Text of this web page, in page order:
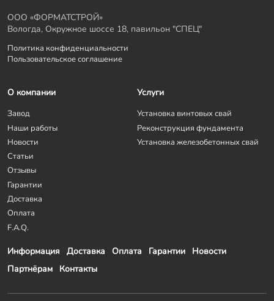
ООО «ФОРМАТСТРОЙ»
Вологда, Окружное шоссе 18, павильон "СПЕЦ"
Политика конфиденциальности
Пользовательское соглашение
Информация Доставка Оплата Гарантии
Новости
Партнёрам
Контакты
О компании
Завод
Наши работы
Новости
Статьи
Отзывы
Гарантии
Доставка
Оплата
F.A.Q.
Услуги
Установка винтовых свай
Реконструкция фундамента
Установка железобетонных свай